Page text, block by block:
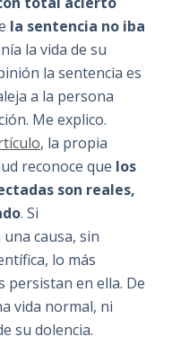
la sentencia no iba
la vida de su
la sentencia es
a la persona
Me explico.
, la propia
reconoce que los
son reales,
. Si
causa, sin
lo más
persistan en ella. De
vida normal, ni
su dolencia.